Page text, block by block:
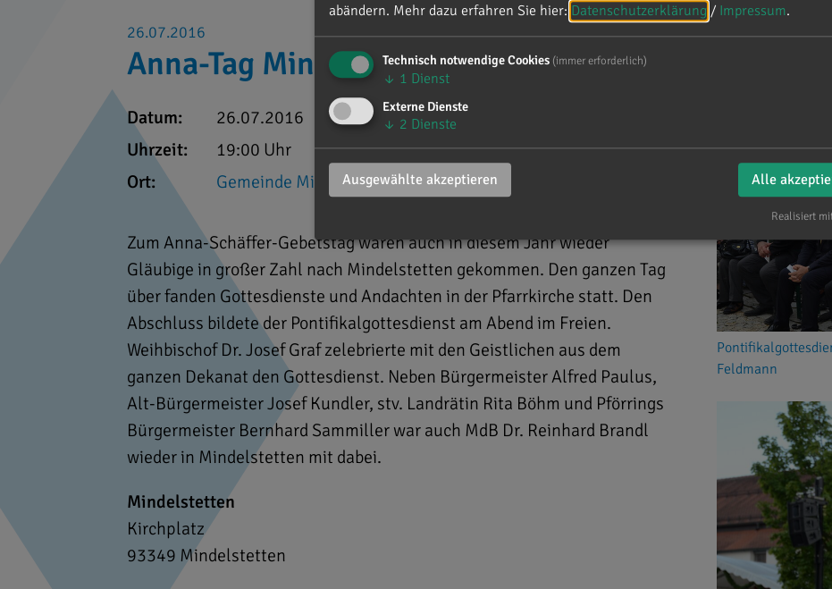
26.07.2016
Anna-Tag Mindelstetten
Feldmann
Datum:
26.07.2016
Uhrzeit:
19:00 Uhr
Ort:
Gemeinde Mindelstetten
Zum Anna-Schäffer-Gebetstag waren auch in diesem Jahr wieder
Gläubige in großer Zahl nach Mindelstetten gekommen. Den ganzen Tag
über fanden Gottesdienste und Andachten in der Pfarrkirche statt. Den
Abschluss bildete der Pontifikalgottesdienst am Abend im Freien.
Weihbischof Dr. Josef Graf zelebrierte mit den Geistlichen aus dem
ganzen Dekanat den Gottesdienst. Neben Bürgermeister Alfred Paulus,
Alt-Bürgermeister Josef Kundler, stv. Landrätin Rita Böhm und Pförrings
Bürgermeister Bernhard Sammiller war auch MdB Dr. Reinhard Brandl
wieder in Mindelstetten mit dabei.
Mindelstetten
Kirchplatz
93349 Mindelstetten
abändern. Mehr dazu erfahren Sie hier: Datenschutzerklärung / Impressum.
Technisch notwendige Cookies (immer erforderlich)
↓ 1 Dienst
Externe Dienste
↓ 2 Dienste
Ausgewählte akzeptieren Alle
Realisiert